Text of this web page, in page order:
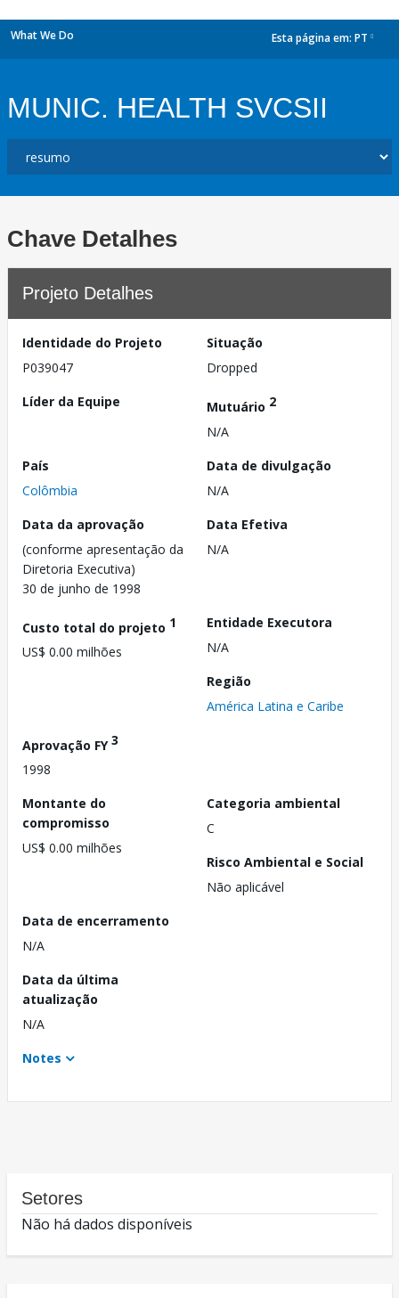
What We Do Esta página em: PT
MUNIC. HEALTH SVCSII
Chave Detalhes
Projeto Detalhes
Identidade do Projeto
P039047
Situação
Dropped
Líder da Equipe
Mutuário 2
N/A
País
Colômbia
Data de divulgação
N/A
Data da aprovação
(conforme apresentação da
Diretoria Executiva)
30 de junho de 1998
Data Efetiva
N/A
Custo total do projeto 1
US$ 0.00 milhões
Entidade Executora
N/A
Região
América Latina e Caribe
Aprovação FY3
1998
Montante do
compromisso
US$ 0.00 milhões
Categoria ambiental
C
Risco Ambiental e Social
Não aplicável
Data de encerramento
N/A
Data da última
atualização
N/A
Notes
Setores
Não há dados disponíveis